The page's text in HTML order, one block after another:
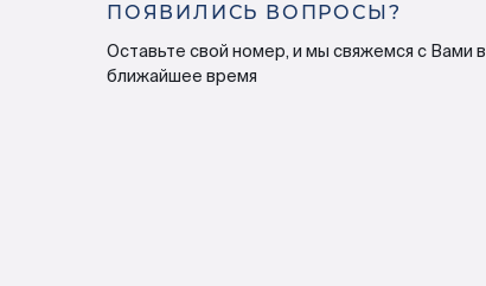
ПОЯВИЛИСЬ ВОПРОСЫ?
Оставьте свой номер, и мы свяжемся с Вами в
ближайшее время